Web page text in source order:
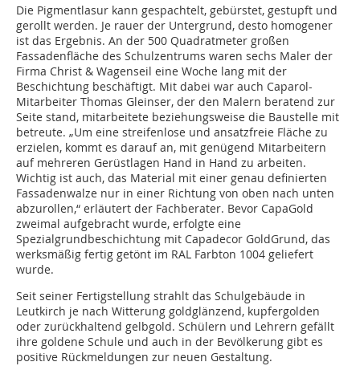
Die Pigmentlasur kann gespachtelt, gebürstet, gestupft und
gerollt werden. Je rauer der Untergrund, desto homogener
ist das Ergebnis. An der 500 Quadratmeter großen
Fassadenfläche des Schulzentrums waren sechs Maler der
Firma Christ & Wagenseil eine Woche lang mit der
Beschichtung beschäftigt. Mit dabei war auch Caparol-
Mitarbeiter Thomas Gleinser, der den Malern beratend zur
Seite stand, mitarbeitete beziehungsweise die Baustelle mit
betreute. „Um eine streifenlose und ansatzfreie Fläche zu
erzielen, kommt es darauf an, mit genügend Mitarbeitern
auf mehreren Gerüstlagen Hand in Hand zu arbeiten.
Wichtig ist auch, das Material mit einer genau definierten
Fassadenwalze nur in einer Richtung von oben nach unten
abzurollen,“ erläutert der Fachberater. Bevor CapaGold
zweimal aufgebracht wurde, erfolgte eine
Spezialgrundbeschichtung mit Capadecor GoldGrund, das
werksmäßig fertig getönt im RAL Farbton 1004 geliefert
wurde.
Seit seiner Fertigstellung strahlt das Schulgebäude in
Leutkirch je nach Witterung goldglänzend, kupfergolden
oder zurückhaltend gelbgold. Schülern und Lehrern gefällt
ihre goldene Schule und auch in der Bevölkerung gibt es
positive Rückmeldungen zur neuen Gestaltung.